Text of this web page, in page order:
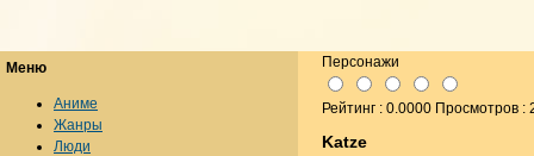
Персонажи
Рейтинг : 0.0000 Просмотров :
Katze
Меню
Аниме
Жанры
Люди